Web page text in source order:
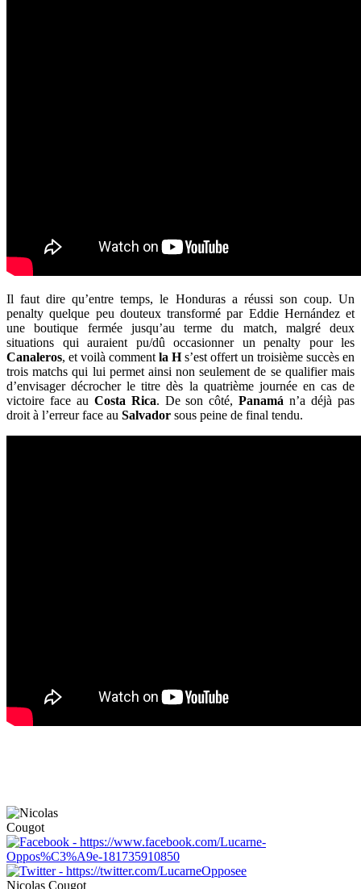
Il faut dire qu’entre temps, le Honduras a réussi son coup. Un
penalty quelque peu douteux transformé par Eddie Hernández et
une boutique fermée jusqu’au terme du match, malgré deux
situations qui auraient pu/dû occasionner un penalty pour les
Canaleros, et voilà comment la Hs’est offert un troisième succès en
trois matchs qui lui permet ainsi non seulement de se qualifier mais
d’envisager décrocher le titre dès la quatrième journée en cas de
victoire face au Costa Rica. De son côté,Panamá n’a déjà pas
droit à l’erreur face au Salvador sous peine de final tendu.
Nicolas Cougot